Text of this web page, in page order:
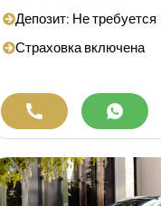
Депозит: Не требуется
Страховка включена